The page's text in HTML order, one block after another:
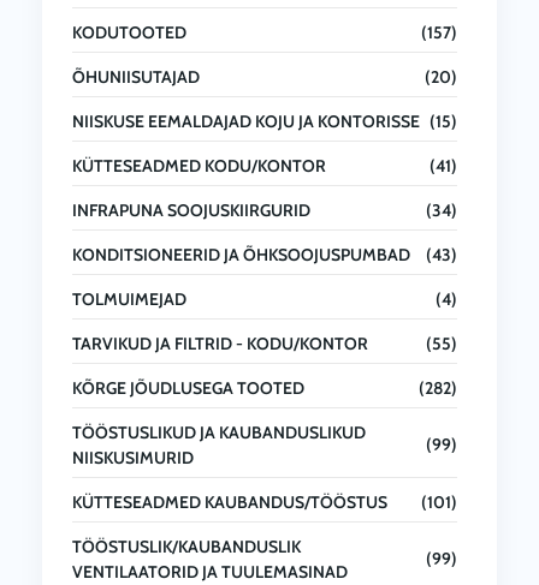
KODUTOOTED (157)
ÕHUNIISUTAJAD (20)
NIISKUSE EEMALDAJAD KOJU JA KONTORISSE (15)
KÜTTESEADMED KODU/KONTOR (41)
INFRAPUNA SOOJUSKIIRGURID (34)
KONDITSIONEERID JA ÕHKSOOJUSPUMBAD (43)
TOLMUIMEJAD (4)
TARVIKUD JA FILTRID - KODU/KONTOR (55)
KÕRGE JÕUDLUSEGA TOOTED (282)
TÖÖSTUSLIKUD JA KAUBANDUSLIKUD
NIISKUSIMURID
(99)
KÜTTESEADMED KAUBANDUS/TÖÖSTUS (101)
TÖÖSTUSLIK/KAUBANDUSLIK
VENTILAATORID JA TUULEMASINAD
(99)